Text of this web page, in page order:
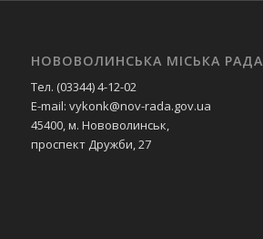
НОВОВОЛИНСЬКА МІСЬКА РАДА
Тел. (03344) 4-12-02
E-mail: vykonk@nov-rada.gov.ua
45400, м. Нововолинськ,
проспект Дружби, 27